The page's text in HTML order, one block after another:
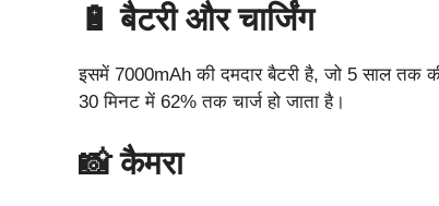
🔋 बैटरी और चार्जिंग
इसमें 7000mAh की दमदार बैटरी है, जो 5 साल तक
30 मिनट में 62% तक चार्ज हो जाता है।
📸 कैमरा